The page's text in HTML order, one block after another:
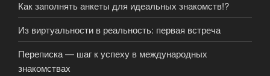
Как заполнять анкеты для идеальных знакомств!?
Из виртуальности в реальность: первая встреча
Переписка — шаг к успеху в международных
знакомствах